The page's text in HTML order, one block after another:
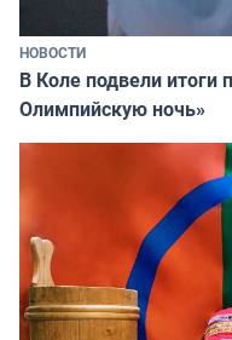
НОВОСТИ
В Коле подвели итоги
Олимпийскую ночь»